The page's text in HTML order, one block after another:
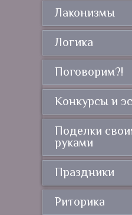
Лаконизмы
Логика
Поговорим?!
Конкурсы и
Поделки
руками
Праздники
Риторика